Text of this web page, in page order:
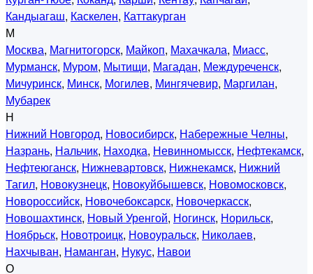
Кандыагаш, Каскелен, Каттакурган
М
Москва, Магнитогорск, Майкоп, Махачкала, Миасс,
Мурманск, Муром, Мытищи, Магадан, Междуреченск,
Мичуринск, Минск, Могилев, Мингячевир, Маргилан,
Мубарек
Н
Нижний Новгород, Новосибирск, Набережные Челны,
Назрань, Нальчик, Находка, Невинномысск, Нефтекамск,
Нефтеюганск, Нижневартовск, Нижнекамск, Нижний
Тагил, Новокузнецк, Новокуйбышевск, Новомосковск,
Новороссийск, Новочебоксарск, Новочеркасск,
Новошахтинск, Новый Уренгой, Ногинск, Норильск,
Ноябрьск, Новотроицк, Новоуральск, Николаев,
Нахчыван, Наманган, Нукус, Навои
О